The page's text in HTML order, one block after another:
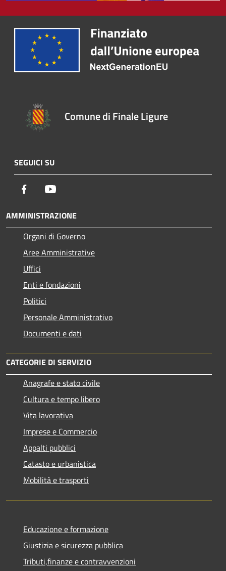
Comune di Finale Ligure
SEGUICI SU
Facebook
AMMINISTRAZIONE
Organi di Governo
Aree Amministrative
Uffici
Enti e fondazioni
Politici
Personale Amministrativo
Documenti e dati
CATEGORIE DI SERVIZIO
Anagrafe e stato civile
Cultura e tempo libero
Vita lavorativa
Imprese e Commercio
Appalti pubblici
Catasto e urbanistica
Mobilità e trasporti
Educazione e formazione
Giustizia e sicurezza pubblica
Tributi,finanze e contravvenzioni